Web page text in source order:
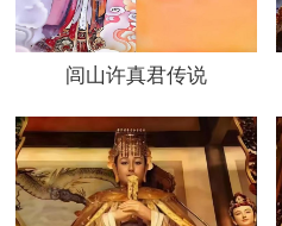
闾山许真君传说